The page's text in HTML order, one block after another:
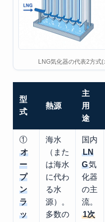
LNG気化器の代表2方式
型
式
熱源
主
用
途
①
オ
ー
プ
ン
ラ
ッ
海水
（また
は海水
に代わ
る水
源）。
多数の
国内
LN
G気
化器
の主
流。
1次